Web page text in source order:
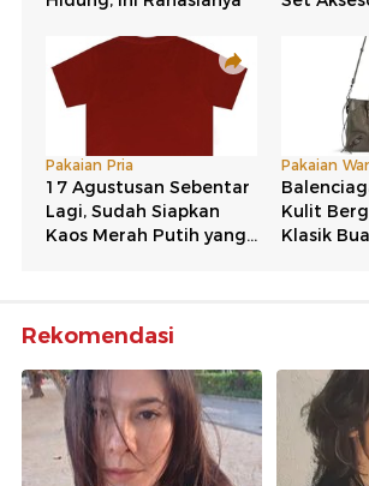
Rekomendasi